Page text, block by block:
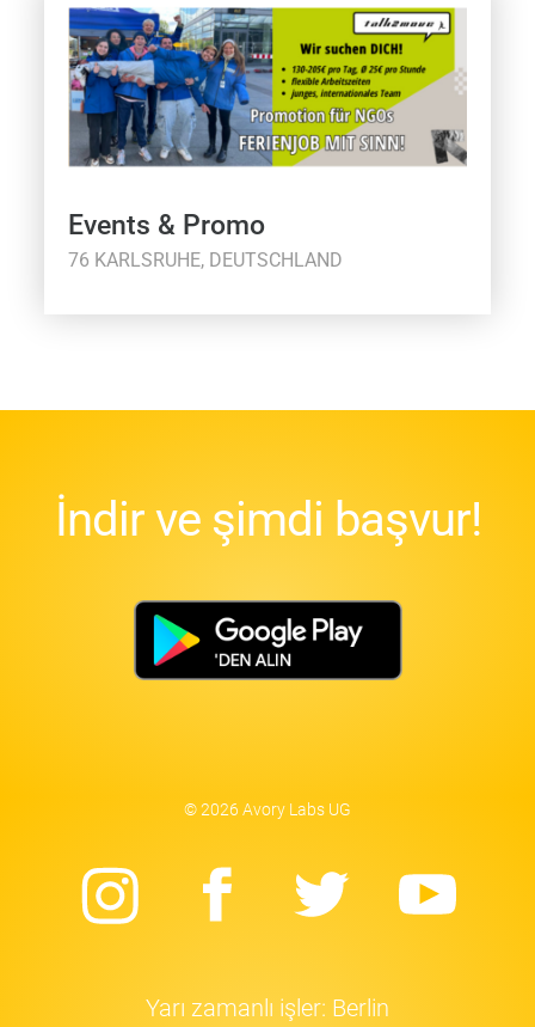
Events & Promo
76 KARLSRUHE, DEUTSCHLAND
İndir ve şimdi başvur!
© 2026 Avory Labs UG
Instagram
Facebook
Twitter
Yarı zamanlı işler: Berlin